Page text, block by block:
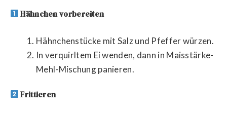
Hähnchen vorbereiten
Hähnchenstücke mit Salz und Pfeffer würzen.
In verquirltem Ei wenden, dann in Maisstärke-
Mehl-Mischung panieren.
Frittieren